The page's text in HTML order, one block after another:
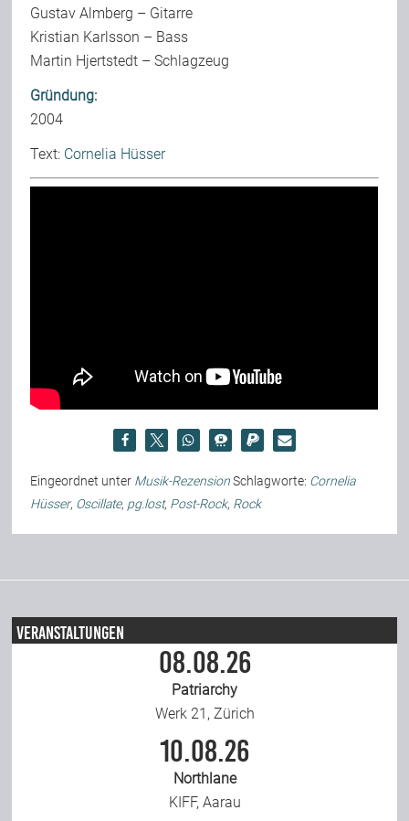
Gustav Almberg – Gitarre
Kristian Karlsson – Bass
Martin Hjertstedt – Schlagzeug
Gründung:
2004
Text: Cornelia Hüsser
Eingeordnet unter Musik-Rezension Schlagworte: Cornelia
Hüsser, Oscillate, pg.lost, Post-Rock, Rock
Veranstaltungen
08.08.26
Patriarchy
Werk 21, Zürich
10.08.26
Northlane
KIFF, Aarau